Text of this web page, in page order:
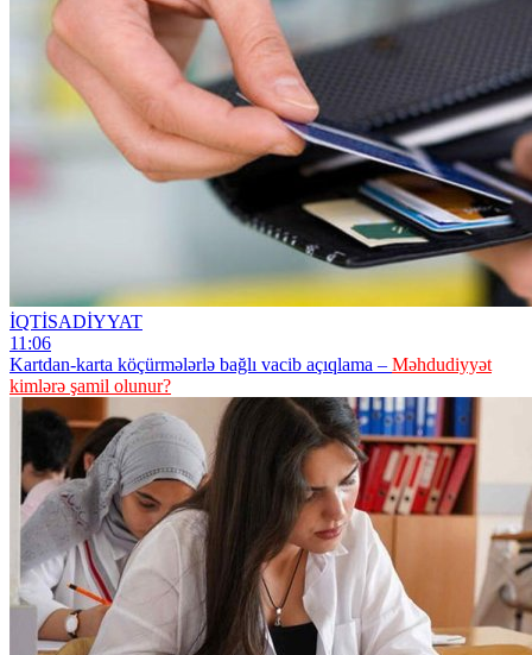
İQTİSADİYYAT
11:06
Kartdan-karta köçürmələrlə bağlı vacib açıqlama – Məhdudiyyət
kimlərə şamil olunur?